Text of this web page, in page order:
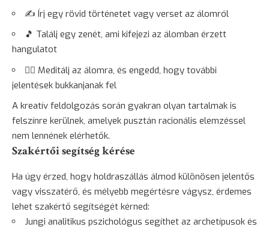
✍️ Írj egy rövid történetet vagy verset az álomról
🎵 Találj egy zenét, ami kifejezi az álomban érzett
hangulatot
🧘‍♀️ Meditálj az álomra, és engedd, hogy további
jelentések bukkanjanak fel
A kreatív feldolgozás során gyakran olyan tartalmak is
felszínre kerülnek, amelyek pusztán racionális elemzéssel
nem lennének elérhetők.
Szakértői segítség kérése
Ha úgy érzed, hogy holdraszállás álmod különösen jelentős
vagy visszatérő, és mélyebb megértésre vágysz, érdemes
lehet szakértő segítségét kérned:
Jungi analitikus pszichológus segíthet az archetípusok és